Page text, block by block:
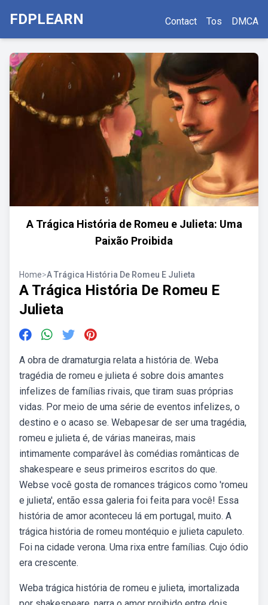
FDPLEARN Contact Tos DMCA
A Trágica História de Romeu e Julieta: Uma
Paixão Proibida
Home>A Trágica História De Romeu E Julieta
A Trágica História De Romeu E
Julieta
A obra de dramaturgia relata a história de. Weba
tragédia de romeu e julieta é sobre dois amantes
infelizes de famílias rivais, que tiram suas próprias
vidas. Por meio de uma série de eventos infelizes, o
destino e o acaso se. Webapesar de ser uma tragédia,
romeu e julieta é, de várias maneiras, mais
intimamente comparável às comédias românticas de
shakespeare e seus primeiros escritos do que.
Webse você gosta de romances trágicos como 'romeu
e julieta', então essa galeria foi feita para você! Essa
história de amor aconteceu lá em portugal, muito. A
trágica história de romeu montéquio e julieta capuleto.
Foi na cidade verona. Uma rixa entre famílias. Cujo ódio
era crescente.
Weba trágica história de romeu e julieta, imortalizada